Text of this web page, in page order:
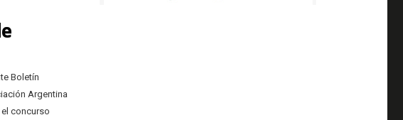
Boletín
Argentina
concurso